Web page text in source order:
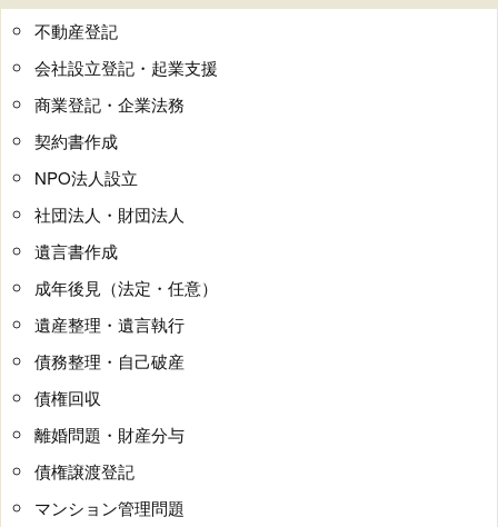
不動産登記
会社設立登記・起業支援
商業登記・企業法務
契約書作成
NPO法人設立
社団法人・財団法人
遺言書作成
成年後見（法定・任意）
遺産整理・遺言執行
債務整理・自己破産
債権回収
離婚問題・財産分与
債権譲渡登記
マンション管理問題